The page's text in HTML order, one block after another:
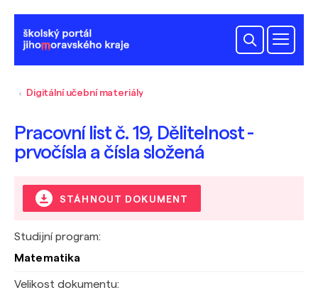
Digitální učební materiály
Pracovní list č. 19, Dělitelnost -
prvočísla a čísla složená
STÁHNOUT DOKUMENT
Studijní program:
Matematika
Velikost dokumentu: